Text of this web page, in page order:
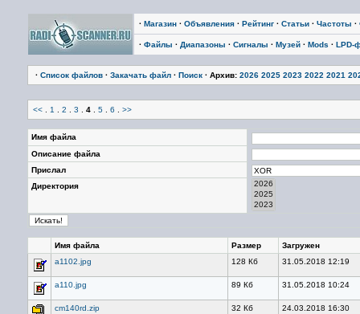
· Магазин · Объявления · Рейтинг · Статьи · Частоты ·
· Файлы · Диапазоны · Сигналы · Музей · Mods · LPD-
· Список файлов · Закачать файл · Поиск · Архив: 2026 2025 2023 2022 2021
<< 1 2 3 4 5 6 >>
Имя файла
Описание файла
Прислал
Директория
Имя файла Размер
Загружен
a1102.jpg
128 Кб 31.05.2018 12:19
a110.jpg 89 Кб 31.05.2018 10:24
cm140rd.zip 32 Кб 24.03.2018 16:30